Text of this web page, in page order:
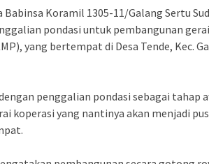
Koramil 1305-11/Galang Sertu
pondasi untuk pembangunan
yang bertempat di Desa Tende, Kec.
penggalian pondasi sebagai tahap
koperasi yang nantinya akan menjadi